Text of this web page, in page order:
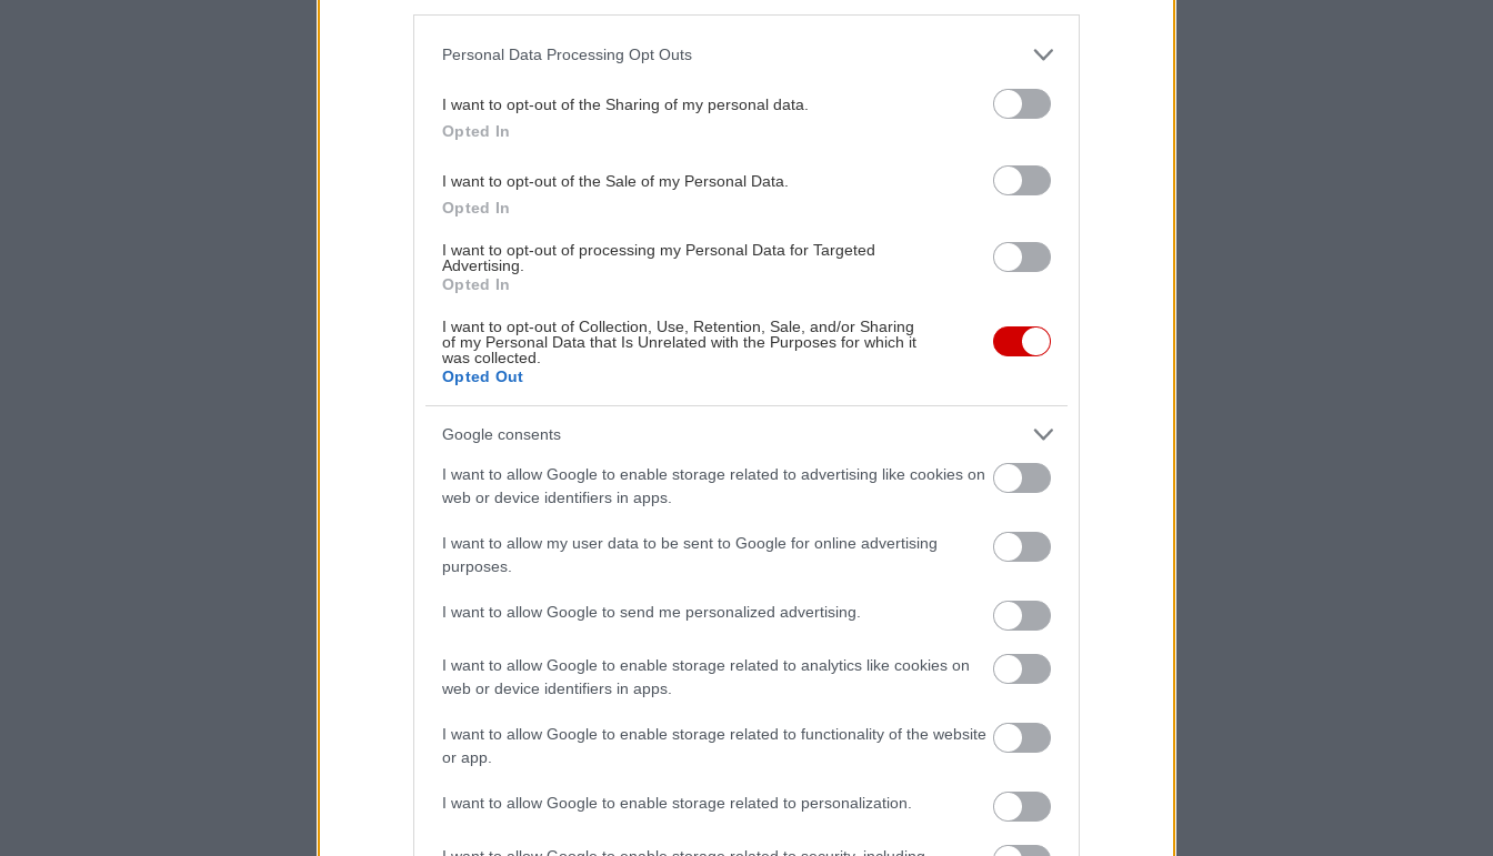
Personal Data Processing Opt Outs
I want to opt-out of the Sharing of my personal data.
Opted In
I want to opt-out of the Sale of my Personal Data.
Opted In
I want to opt-out of processing my Personal Data for Targeted
Advertising.
Opted In
I want to opt-out of Collection, Use, Retention, Sale, and/or Sharing
of my Personal Data that Is Unrelated with the Purposes for which it
was collected.
Opted Out
Google consents
I want to allow Google to enable storage related to advertising like cookies on
web or device identifiers in apps.
I want to allow my user data to be sent to Google for online advertising
purposes.
I want to allow Google to send me personalized advertising.
I want to allow Google to enable storage related to analytics like cookies on
web or device identifiers in apps.
I want to allow Google to enable storage related to functionality of the website
or app.
I want to allow Google to enable storage related to personalization.
ΦΟΙΒΟΣ ΔΕΛΗΒΟΡΙΑΣ
ΤΡΙΤΗ 6 ΣΕΠΤΕΜΒΡΙΟΥ 2022
ΤΕΧΝΟΠΟΛΗ ΔΗΜΟΥ ΑΘΗΝΑΙΩΝ
Ο ΦΟΙΒΟΣ ΔΕΛΗΒΟΡΙΑΣ ΠΑΡΟΥΣΙΑΖΕΙ ΤΟ “ΑΝΙΜΕ”
ΖΩΝΤΑΝΑ ΣΤΗΝ ΤΕΧΝΟΠΟΛΗ